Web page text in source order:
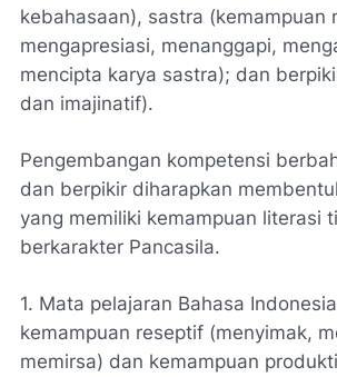
kebahasaan), sastra (kemampuan
mengapresiasi, menanggapi,
mencipta karya sastra); dan
dan imajinatif).
Pengembangan kompetensi
dan berpikir diharapkan
yang memiliki kemampuan literasi
berkarakter Pancasila.
1. Mata pelajaran Bahasa
kemampuan reseptif (menyimak,
memirsa) dan kemampuan